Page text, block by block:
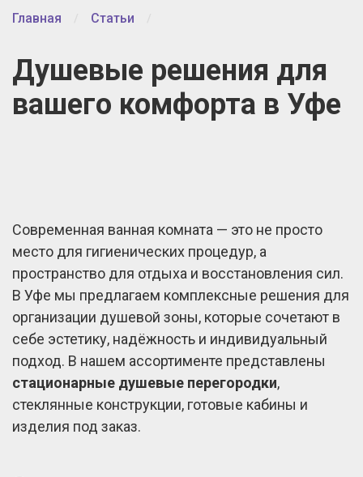
Главная Статьи
Душевые решения для
вашего комфорта в Уфе
Современная ванная комната — это не просто
место для гигиенических процедур, а
пространство для отдыха и восстановления сил.
В Уфе мы предлагаем комплексные решения для
организации душевой зоны, которые сочетают в
себе эстетику, надёжность и индивидуальный
подход. В нашем ассортименте представлены
стационарные душевые перегородки,
стеклянные конструкции, готовые кабины и
изделия под заказ.